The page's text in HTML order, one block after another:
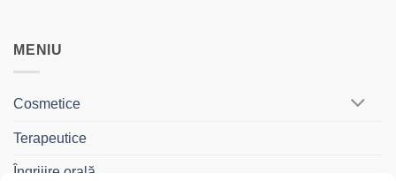
MENIU
Cosmetice
Terapeutice
Îngrijire orală